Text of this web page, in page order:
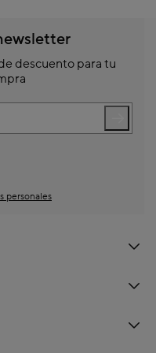
descuento para tu
personales